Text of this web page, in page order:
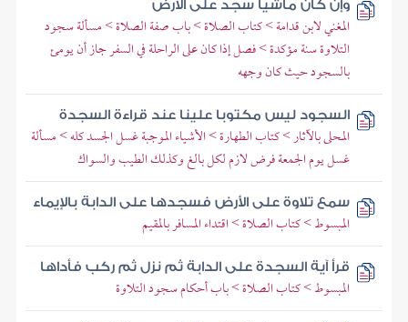
وإن كان ماشيا سجد على الأرض
المغني لابن قدامة > كتاب الصلاة > باب صفة الصلاة > مسألة سجود
التلاوة سنة مؤكدة > فصل إذا كان على الراحلة في السفر جاز أن يومئ
بالسجود حيث كان وجهه
السجود ليس مكتوبا علينا عند قراءة السجدة
المحلى بالآثار > كتاب الطهارة > الأشياء الموجبة غسل الجسد كله > مسألة
غسل يوم الجمعة فرض لازم لكل بالغ وكذلك الطيب والسواك
سمع تلاوة على الأرض فسجدها على الدابة بالإيماء
المبسوط > كتاب الصلاة > اقتداء المسافر بالمقيم
قرأ آية السجدة على الدابة ثم نزل ثم ركب فأداها
المبسوط > كتاب الصلاة > باب أحكام سجود التلاوة